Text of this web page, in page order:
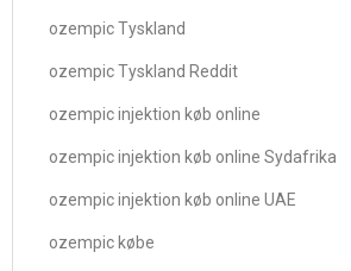
ozempic Tyskland
ozempic Tyskland Reddit
ozempic injektion køb online
ozempic injektion køb online Sydafrika
ozempic injektion køb online UAE
ozempic købe